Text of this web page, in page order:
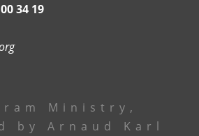
34 19
Ministry,
by Arnaud Karl